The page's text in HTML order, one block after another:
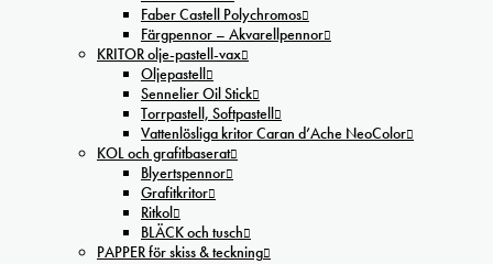
Faber Castell Polychromos
Färgpennor – Akvarellpennor
KRITOR olje-pastell-vax
Oljepastell
Sennelier Oil Stick
Torrpastell, Softpastell
Vattenlösliga kritor Caran d’Ache NeoColor
KOL och grafitbaserat
Blyertspennor
Grafitkritor
Ritkol
BLÄCK och tusch
PAPPER för skiss & teckning